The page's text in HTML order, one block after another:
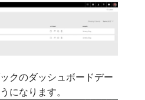
クのダッシュボードデー
になります。